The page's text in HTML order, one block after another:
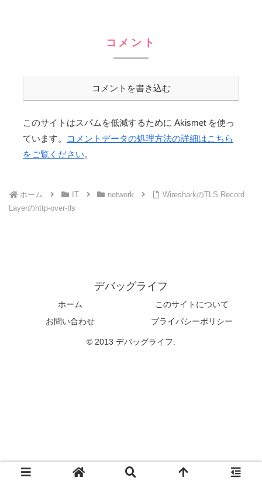
コメント
コメントを書き込む
このサイトはスパムを低減するために Akismet を使っ
ています。
コメントデータの処理方法の詳細はこちら
をご覧ください。
ホーム IT network
WiresharkのTLS Record
Layerのhttp-over-tls
デバッグライフ
ホーム
このサイトについて
お問い合わせ
プライバシーポリシー
© 2013 デバッグライフ.